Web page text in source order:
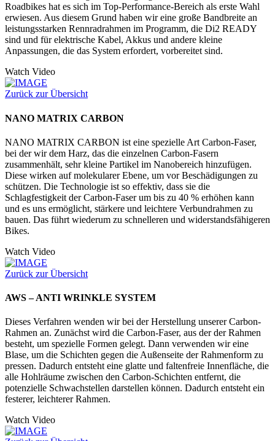
Roadbikes hat es sich im Top-Performance-Bereich als erste Wahl
erwiesen. Aus diesem Grund haben wir eine große Bandbreite an
leistungsstarken Rennradrahmen im Programm, die Di2 READY
sind und für elektrische Kabel, Akkus und andere kleine
Anpassungen, die das System erfordert, vorbereitet sind.
Watch Video
Zurück zur Übersicht
NANO MATRIX CARBON
NANO MATRIX CARBON ist eine spezielle Art Carbon-Faser,
bei der wir dem Harz, das die einzelnen Carbon-Fasern
zusammenhält, sehr kleine Partikel im Nanobereich hinzufügen.
Diese wirken auf molekularer Ebene, um vor Beschädigungen zu
schützen. Die Technologie ist so effektiv, dass sie die
Schlagfestigkeit der Carbon-Faser um bis zu 40 % erhöhen kann
und es uns ermöglicht, stärkere und leichtere Verbundrahmen zu
bauen. Das führt wiederum zu schnelleren und widerstandsfähigeren
Bikes.
Watch Video
Zurück zur Übersicht
AWS – ANTI WRINKLE SYSTEM
Dieses Verfahren wenden wir bei der Herstellung unserer Carbon-
Rahmen an. Zunächst wird die Carbon-Faser, aus der der Rahmen
besteht, um spezielle Formen gelegt. Dann verwenden wir eine
Blase, um die Schichten gegen die Außenseite der Rahmenform zu
pressen. Dadurch entsteht eine glatte und faltenfreie Innenfläche, die
alle Hohlräume zwischen den Carbon-Schichten entfernt, die
potenzielle Schwachstellen darstellen können. Dadurch entsteht ein
festerer, leichterer Rahmen.
Watch Video